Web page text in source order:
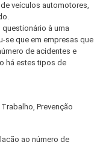
veículos automotores,
à uma
se que em empresas que
de acidentes e
há estes tipos de
Prevenção
ao número de